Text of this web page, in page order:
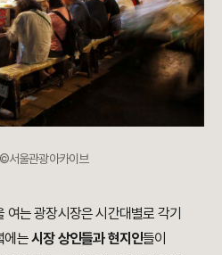
서울관광아카이브
는 광장시장은 시간대별로 각기
에는시장 상인들과 현지인들이